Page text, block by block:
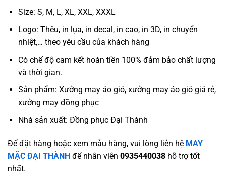
Size: S, M, L, XL, XXL, XXXL
Logo: Thêu, in lụa, in decal, in cao, in 3D, in chuyển
nhiệt,… theo yêu cầu của khách hàng
Có chế độ cam kết hoàn tiền 100% đảm bảo chất lượng
và thời gian.
Sản phẩm: Xưởng may áo gió, xưởng may áo gió giá rẻ,
xưởng may đồng phục
Nhà sản xuất: Đồng phục Đại Thành
Để đặt hàng hoặc xem mẫu hàng, vui lòng liên hệ MAY
MẶC ĐẠI THÀNH để nhân viên 0935440038 hỗ trợ tốt
nhất.